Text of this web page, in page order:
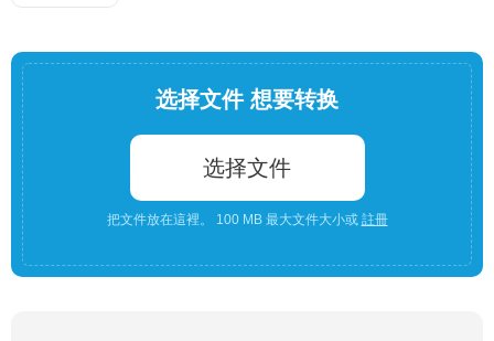
选择文件 想要转换
选择文件
把文件放在這裡。 100 MB 最大文件大小或 註冊